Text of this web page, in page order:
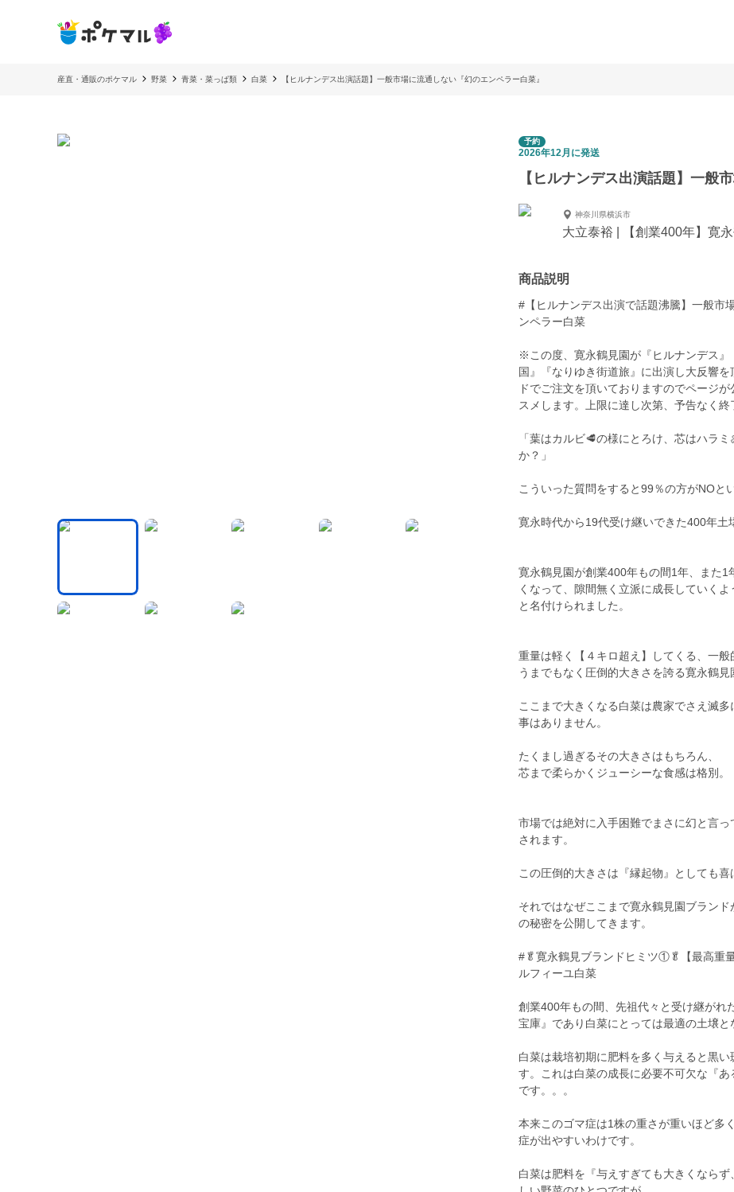
産直・通販のポケマル 野菜 青菜・菜っぱ類 白菜 【ヒルナンデス出演話題】一般市場に流通しない『幻のエンペラー白菜』
予約
2026年12月に発送
【ヒルナンデス出演話題】一般
神奈川県横浜市
大立泰裕 | 【創業400年】寛
商品説明
#【ヒルナンデス出演で話題沸騰】一般市
ンペラー白菜
※この度、寛永鶴見園が『ヒルナンデス
国』『なりゆき街道旅』に出演し大反響
ドでご注文を頂いておりますのでページ
スメします。上限に達し次第、予告なく終
「葉はカルビ🥩の様にとろけ、芯はハラ
か？」
こういった質問をすると99％の方がNOと
寛永時代から19代受け継いできた400年土
寛永鶴見園が創業400年もの間1年、また1
くなって、隙間無く立派に成長していく
と名付けられました。
重量は軽く【４キロ超え】してくる、一
うまでもなく圧倒的大きさを誇る寛永鶴見
ここまで大きくなる白菜は農家でさえ滅
事はありません。
たくまし過ぎるその大きさはもちろん、
芯まで柔らかくジューシーな食感は格別。
市場では絶対に入手困難でまさに幻と言
されます。
この圧倒的大きさは『縁起物』としても
それではなぜここまで寛永鶴見園ブラン
の秘密を公開してきます。
#🥬寛永鶴見ブランドヒミツ①🥬【最高重
ルフィーユ白菜
創業400年もの間、先祖代々と受け継がれ
宝庫』であり白菜にとっては最適の土壌と
白菜は栽培初期に肥料を多く与えると黒
す。これは白菜の成長に必要不可欠な『
です。。。
本来このゴマ症は1株の重さが重いほど多
症が出やすいわけです。
白菜は肥料を『与えすぎても大きくなら